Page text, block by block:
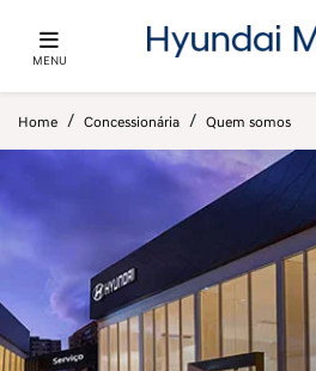
MENU
Home Concessionária Quem somos